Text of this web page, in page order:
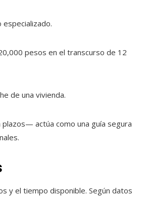
pesos en el transcurso de 12
de una vivienda.
actúa como una guía segura
y el tiempo disponible. Según datos